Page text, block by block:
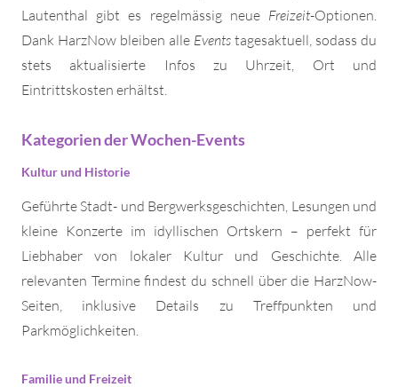
Lautenthal gibt es regelmässig neue Freizeit-Optionen.
Dank HarzNow bleiben alle Events tagesaktuell, sodass du
stets aktualisierte Infos zu Uhrzeit, Ort und
Eintrittskosten erhältst.
Kategorien der Wochen-Events
Kultur und Historie
Geführte Stadt- und Bergwerksgeschichten, Lesungen und
kleine Konzerte im idyllischen Ortskern – perfekt für
Liebhaber von lokaler Kultur und Geschichte. Alle
relevanten Termine findest du schnell über die HarzNow-
Seiten, inklusive Details zu Treffpunkten und
Parkmöglichkeiten.
Familie und Freizeit